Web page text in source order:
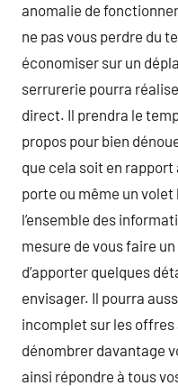
anomalie de
ne pas vous perdre du
économiser sur un
serrurerie pourra
direct. Il prendra le
propos pour bien
que cela soit en
porte ou même un
l’ensemble des
mesure de vous faire
d’apporter quelques
envisager. Il pourra
incomplet sur les offres
dénombrer davantage
ainsi répondre à tous